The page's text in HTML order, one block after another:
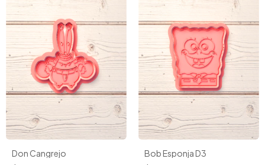
Don Cangrejo Bob Esponja D3